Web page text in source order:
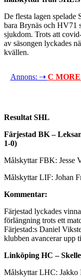
De flesta lagen
bara Brynäs och HV71
sjukdom. Trots att
av säsongen lyckades
kvällen.
Annons: ⇢ C MORE
Resultat SHL
Färjestad BK –
1-0)
Målskyttar FBK: Jesse
Målskyttar LIF: Johan
Kommentar:
Färjestad lyckades
förlängning trots ett
Färjestad:s Daniel
klubben avancerar upp
Linköping HC –
Målskyttar LHC: Jakko